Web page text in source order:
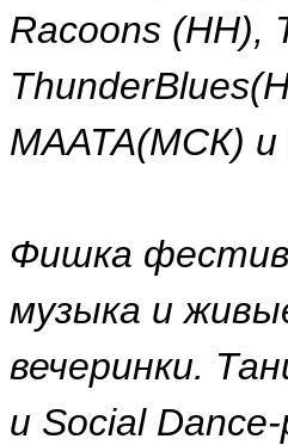
Racoons (НН),
MAATA(МСК) и
Фишка
музыка и
вечеринки.
и Social Dance-